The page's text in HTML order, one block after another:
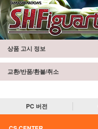
상품 고시 정보
교환/반품/환불/취소
PC 버전